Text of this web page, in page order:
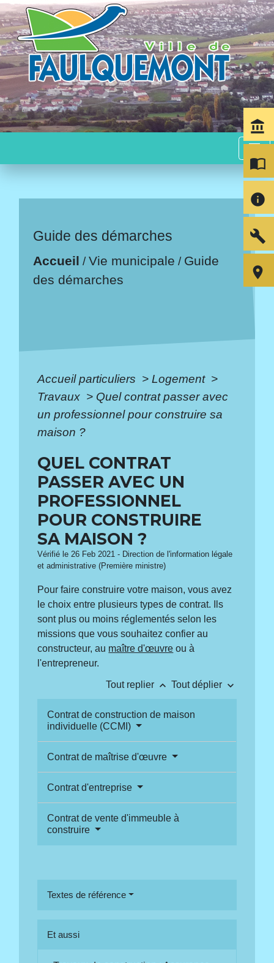
menu
Guide des démarches
Accueil /Vie municipale / Guide
des démarches
Accueil particuliers > Logement >
Travaux > Quel contrat passer avec
un professionnel pour construire sa
maison ?
QUEL CONTRAT
PASSER AVEC UN
PROFESSIONNEL
POUR CONSTRUIRE
SA MAISON ?
Vérifié le 26 Feb 2021 - Direction de l'information légale
et administrative (Première ministre)
Pour faire construire votre maison, vous avez
le choix entre plusieurs types de contrat. Ils
sont plus ou moins réglementés selon les
missions que vous souhaitez confier au
constructeur, au maître d'œuvre ou à
l'entrepreneur.
Tout replier keyboard_arrow_up Tout déplier keyboard_arrow_down
Contrat de construction de maison
individuelle (CCMI)
Contrat de maîtrise d'œuvre
Contrat d'entreprise
Contrat de vente d'immeuble à
construire
Textes de référence
Et aussi
account_balance
import_contacts
info
build
room